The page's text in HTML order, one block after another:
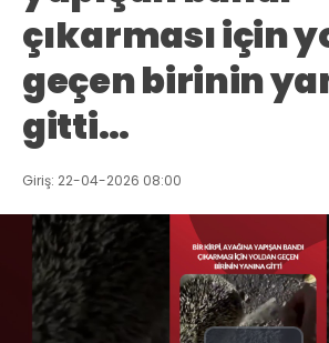
çıkarması için
geçen birinin
gitti…
Giriş: 22-04-2026 08:00